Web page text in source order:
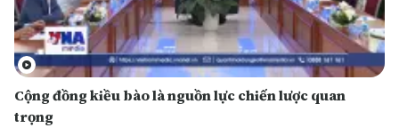
Cộng đồng kiều bào là nguồn lực chiến lược quan
trọng